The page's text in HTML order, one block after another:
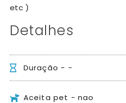
etc )
Detalhes
Duração - -
Aceita pet - nao